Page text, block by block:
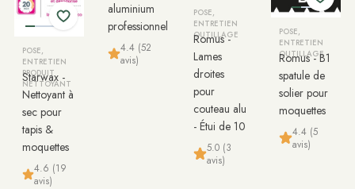
POSE,
ENTRETIEN
PRODUIT
NETTOYANT
Starwax -
Nettoyant à
sec pour
tapis &
moquettes
4.6 (19
avis)
aluminium
professionnel
4.4 (52
avis)
POSE,
ENTRETIEN
OUTILLAGE
Romus -
Lames
droites
pour
couteau alu
- Étui de 10
5.0 (3
avis)
POSE,
ENTRETIEN
OUTILLAGE
Romus - B1
spatule de
solier pour
moquettes
4.4 (5
avis)